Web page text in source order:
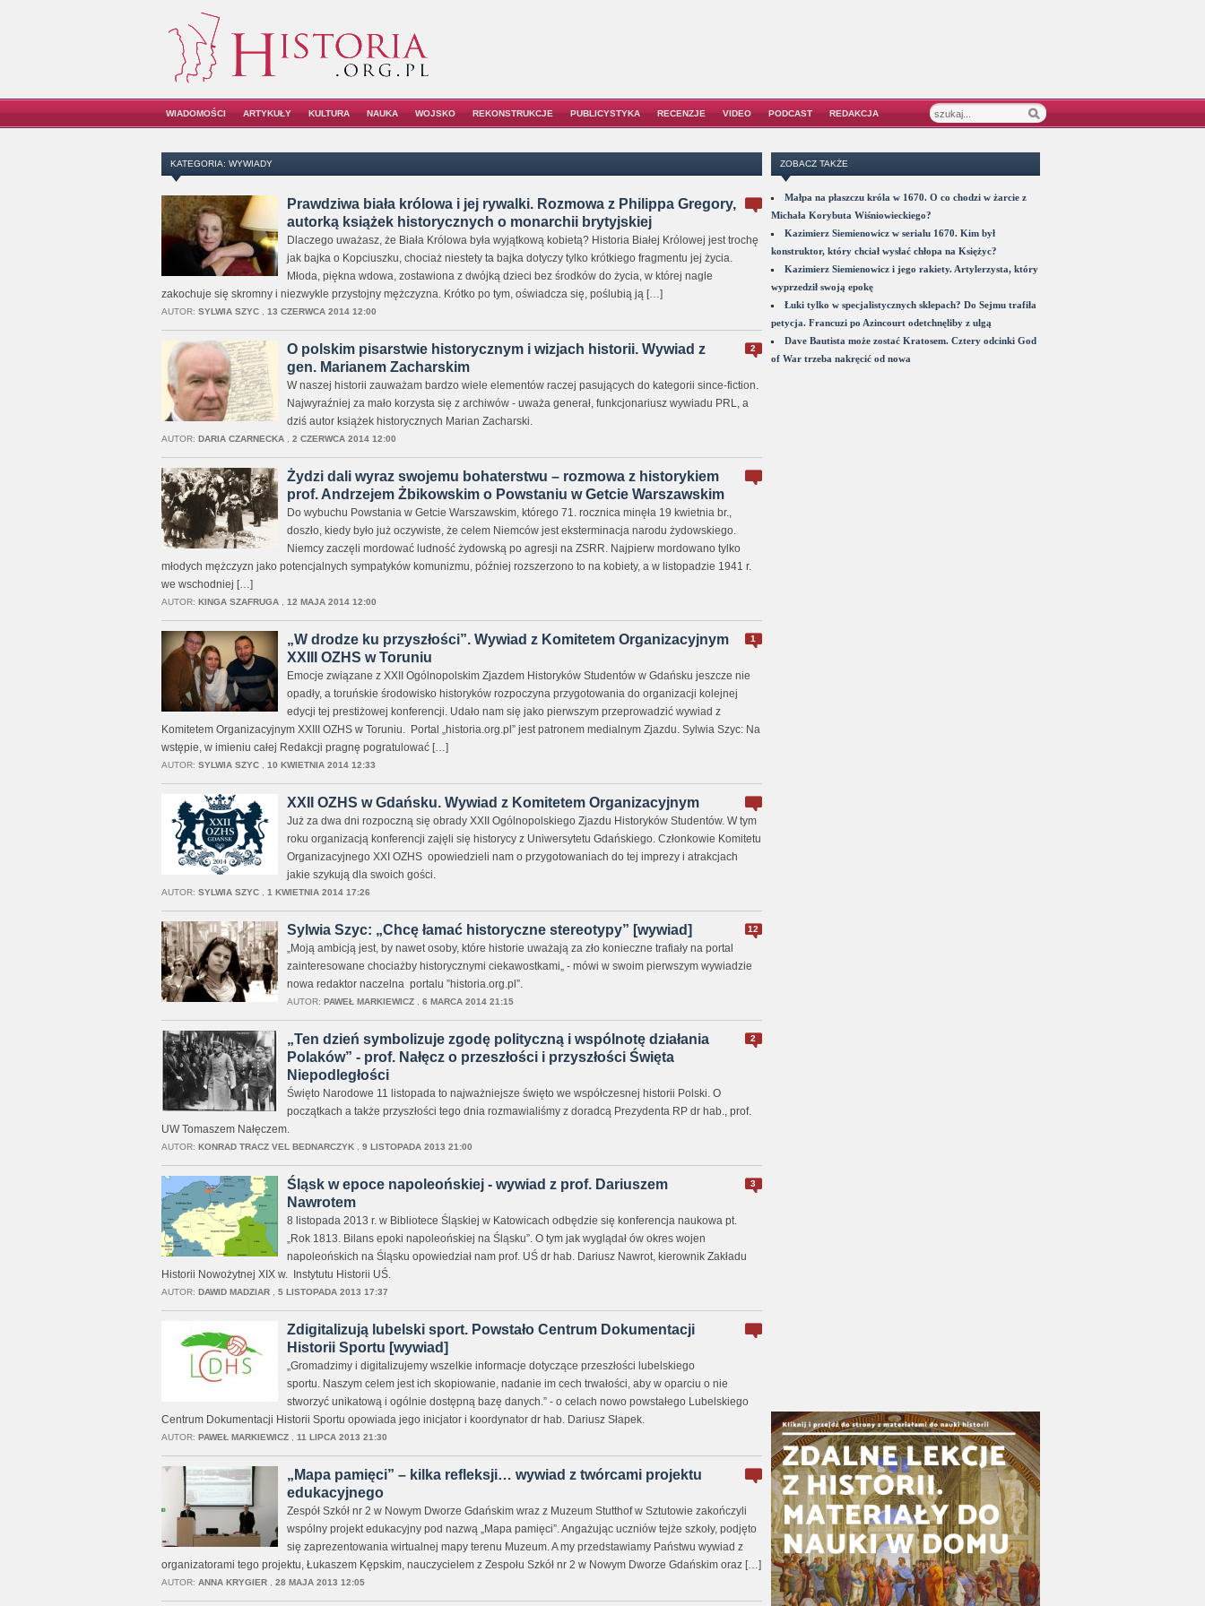
WIADOMOŚCI ARTYKUŁY KULTURA NAUKA WOJSKO REKONSTRUKCJE PUBLICYSTYKA RECENZJE VIDEO PODCAST REDAKCJA
KATEGORIA: WYWIADY
Prawdziwa biała królowa i jej rywalki. Rozmowa z Philippa Gregory,
autorką książek historycznych o monarchii brytyjskiej
Dlaczego uważasz, że Biała Królowa była wyjątkową kobietą? Historia Białej Królowej jest trochę
jak bajka o Kopciuszku, chociaż niestety ta bajka dotyczy tylko krótkiego fragmentu jej życia.
Młoda, piękna wdowa, zostawiona z dwójką dzieci bez środków do życia, w której nagle
zakochuje się skromny i niezwykle przystojny mężczyzna. Krótko po tym, oświadcza się, poślubią ją […]
AUTOR: SYLWIA SZYC, 13 CZERWCA 2014 12:00
2
O polskim pisarstwie historycznym i wizjach historii. Wywiad z
gen. Marianem Zacharskim
W naszej historii zauważam bardzo wiele elementów raczej pasujących do kategorii since-fiction.
Najwyraźniej za mało korzysta się z archiwów - uważa generał, funkcjonariusz wywiadu PRL, a
dziś autor książek historycznych Marian Zacharski.
AUTOR: DARIA CZARNECKA, 2 CZERWCA 2014 12:00
Żydzi dali wyraz swojemu bohaterstwu – rozmowa z historykiem
prof. Andrzejem Żbikowskim o Powstaniu w Getcie Warszawskim
Do wybuchu Powstania w Getcie Warszawskim, którego 71. rocznica minęła 19 kwietnia br.,
doszło, kiedy było już oczywiste, że celem Niemców jest eksterminacja narodu żydowskiego.
Niemcy zaczęli mordować ludność żydowską po agresji na ZSRR. Najpierw mordowano tylko
młodych mężczyzn jako potencjalnych sympatyków komunizmu, później rozszerzono to na kobiety, a w listopadzie 1941 r.
we wschodniej […]
AUTOR: KINGA SZAFRUGA, 12 MAJA 2014 12:00
1
„W drodze ku przyszłości”. Wywiad z Komitetem Organizacyjnym
XXIII OZHS w Toruniu
Emocje związane z XXII Ogólnopolskim Zjazdem Historyków Studentów w Gdańsku jeszcze nie
opadły, a toruńskie środowisko historyków rozpoczyna przygotowania do organizacji kolejnej
edycji tej prestiżowej konferencji. Udało nam się jako pierwszym przeprowadzić wywiad z
Komitetem Organizacyjnym XXIII OZHS w Toruniu. Portal „historia.org.pl” jest patronem medialnym Zjazdu. Sylwia Szyc: Na
wstępie, w imieniu całej Redakcji pragnę pogratulować […]
AUTOR: SYLWIA SZYC, 10 KWIETNIA 2014 12:33
XXII OZHS w Gdańsku. Wywiad z Komitetem Organizacyjnym
Już za dwa dni rozpoczną się obrady XXII Ogólnopolskiego Zjazdu Historyków Studentów. W tym
roku organizacją konferencji zajęli się historycy z Uniwersytetu Gdańskiego. Członkowie Komitetu
Organizacyjnego XXI OZHS opowiedzieli nam o przygotowaniach do tej imprezy i atrakcjach
jakie szykują dla swoich gości.
AUTOR: SYLWIA SZYC, 1 KWIETNIA 2014 17:26
12
Sylwia Szyc: „Chcę łamać historyczne stereotypy” [wywiad]
„Moją ambicją jest, by nawet osoby, które historie uważają za zło konieczne trafiały na portal
zainteresowane chociażby historycznymi ciekawostkami„ - mówi w swoim pierwszym wywiadzie
nowa redaktor naczelna portalu ”historia.org.pl”.
AUTOR: PAWEŁ MARKIEWICZ, 6 MARCA 2014 21:15
2
„Ten dzień symbolizuje zgodę polityczną i wspólnotę działania
Polaków” - prof. Nałęcz o przeszłości i przyszłości Święta
Niepodległości
Święto Narodowe 11 listopada to najważniejsze święto we współczesnej historii Polski. O
początkach a także przyszłości tego dnia rozmawialiśmy z doradcą Prezydenta RP dr hab., prof.
UW Tomaszem Nałęczem.
AUTOR: KONRAD TRACZ VEL BEDNARCZYK, 9 LISTOPADA 2013 21:00
3
Śląsk w epoce napoleońskiej - wywiad z prof. Dariuszem
Nawrotem
8 listopada 2013 r. w Bibliotece Śląskiej w Katowicach odbędzie się konferencja naukowa pt.
„Rok 1813. Bilans epoki napoleońskiej na Śląsku”. O tym jak wyglądał ów okres wojen
napoleońskich na Śląsku opowiedział nam prof. UŚ dr hab. Dariusz Nawrot, kierownik Zakładu
Historii Nowożytnej XIX w. Instytutu Historii UŚ.
AUTOR: DAWID MADZIAR, 5 LISTOPADA 2013 17:37
Zdigitalizują lubelski sport. Powstało Centrum Dokumentacji
Historii Sportu [wywiad]
„Gromadzimy i digitalizujemy wszelkie informacje dotyczące przeszłości lubelskiego
sportu. Naszym celem jest ich skopiowanie, nadanie im cech trwałości, aby w oparciu o nie
stworzyć unikatową i ogólnie dostępną bazę danych.” - o celach nowo powstałego Lubelskiego
Centrum Dokumentacji Historii Sportu opowiada jego inicjator i koordynator dr hab. Dariusz Słapek.
AUTOR: PAWEŁ MARKIEWICZ, 11 LIPCA 2013 21:30
„Mapa pamięci” – kilka refleksji… wywiad z twórcami projektu
edukacyjnego
Zespół Szkół nr 2 w Nowym Dworze Gdańskim wraz z Muzeum Stutthof w Sztutowie zakończyli
wspólny projekt edukacyjny pod nazwą „Mapa pamięci”. Angażując uczniów tejże szkoły, podjęto
się zaprezentowania wirtualnej mapy terenu Muzeum. A my przedstawiamy Państwu wywiad z
organizatorami tego projektu, Łukaszem Kępskim, nauczycielem z Zespołu Szkół nr 2 w Nowym Dworze Gdańskim oraz […]
AUTOR: ANNA KRYGIER, 28 MAJA 2013 12:05
ZOBACZ TAKŻE
Małpa na płaszczu króla w 1670. O co chodzi w żarcie z
Michała Korybuta Wiśniowieckiego?
Kazimierz Siemienowicz w serialu 1670. Kim był
konstruktor, który chciał wysłać chłopa na Księżyc?
Kazimierz Siemienowicz i jego rakiety. Artylerzysta, który
wyprzedził swoją epokę
Łuki tylko w specjalistycznych sklepach? Do Sejmu trafiła
petycja. Francuzi po Azincourt odetchnęliby z ulgą
Dave Bautista może zostać Kratosem. Cztery odcinki God
of War trzeba nakręcić od nowa